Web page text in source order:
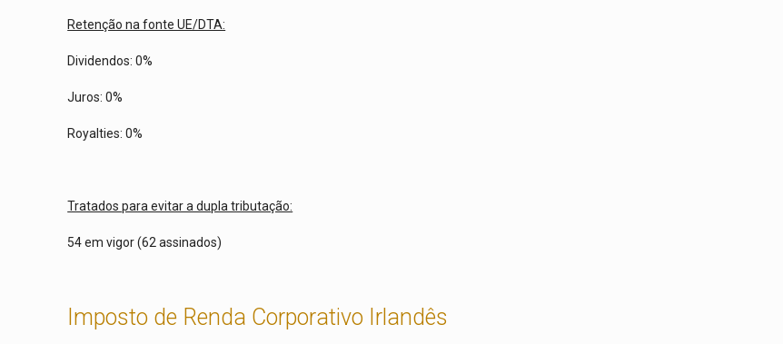
Retenção na fonte UE/DTA:
Dividendos: 0%
Juros: 0%
Royalties: 0%
Tratados para evitar a dupla tributação:
54 em vigor (62 assinados)
Imposto de Renda Corporativo Irlandês